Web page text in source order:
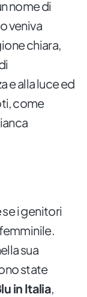
nome di
veniva
chiara,
e alla luce ed
come
se i genitori
sua
state
in Italia,